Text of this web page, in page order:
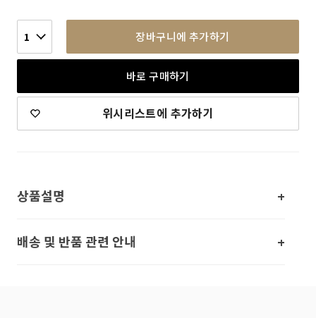
1 장바구니에 추가하기
바로 구매하기
위시리스트에 추가하기
상품설명
배송 및 반품 관련 안내